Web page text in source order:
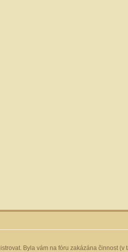
Byla vám na fóru zakázána činnost